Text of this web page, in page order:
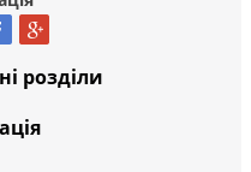
розділи